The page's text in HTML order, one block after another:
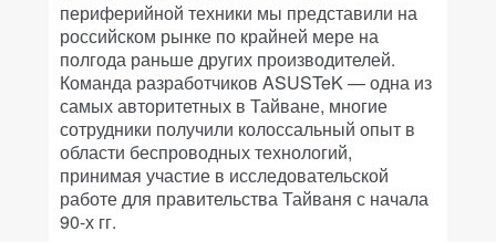
периферийной техники мы представили на
российском рынке по крайней мере на
полгода раньше других производителей.
Команда разработчиков ASUSTeK — одна из
самых авторитетных в Тайване, многие
сотрудники получили колоссальный опыт в
области беспроводных технологий,
принимая участие в исследовательской
работе для правительства Тайваня с начала
90-х гг.